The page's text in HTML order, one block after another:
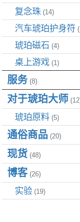
复念珠 (14)
汽车琥珀护身符
琥珀磁石 (4)
桌上游戏 (1)
服务(8)
对于琥珀大师
琥珀原料 (5)
通俗商品 (20)
现货 (48)
博客(26)
实验 (19)